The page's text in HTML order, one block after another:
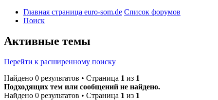
Главная страница euro-som.de Список форумов
Поиск
Активные темы
Перейти к расширенному поиску
Найдено 0 результатов • Страница 1 из 1
Подходящих тем или сообщений не найдено.
Найдено 0 результатов • Страница 1 из 1